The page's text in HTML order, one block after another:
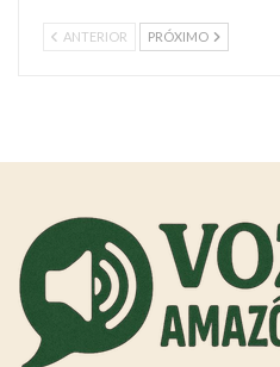
ANTERIOR PRÓXIMO